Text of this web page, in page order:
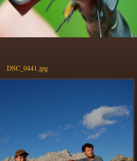
DSC_0441.jpg